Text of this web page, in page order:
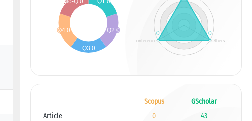
Scopus
GScholar
Article
0
43